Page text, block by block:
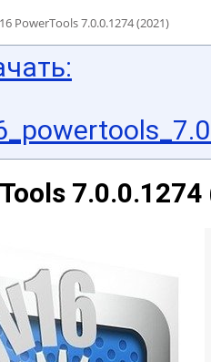
PowerTools 7.0.0.1274 (2021)
7.0.0.1274